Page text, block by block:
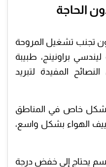
الحاجة
تجنب تشغيل المروحة
براونينج، طبيبة
المفيدة لتبريد
بشكل خاص في المناطق
الهواء بشكل واسع،
يحتاج إلى خفض درجة